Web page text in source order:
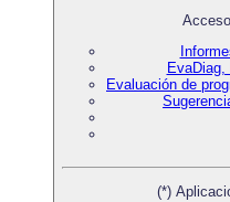
Evaluación de
(*)